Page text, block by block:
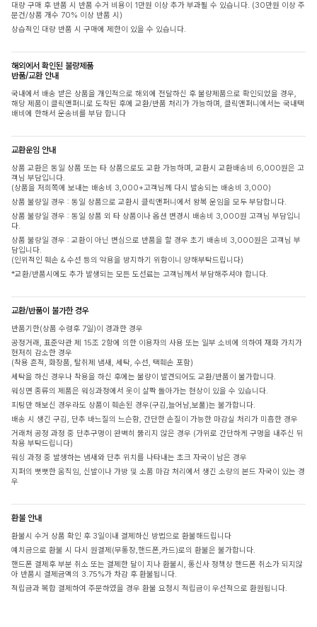
대량 구매 후 반품 시 반품 수거 비용이 1만원 이상 추가 부과될 수 있습니다. (30만원 이상 주
문건/상품 개수 70% 이상 반품 시)
상습적인 대량 반품 시 구매에 제한이 있을 수 있습니다.
해외에서 확인된 불량제품
반품/교환 안내
국내에서 배송 받은 상품을 개인적으로 해외에 전달하신 후 불량제품으로 확인되었을 경우,
해당 제품이 클릭앤퍼니로 도착된 후에 교환/반품 처리가 가능하며, 클릭앤퍼니에서는 국내택
배비에 한해서 운송비를 부담 합니다
교환운임 안내
상품 교환은 동일 상품 또는 타 상품으로도 교환 가능하며, 교환시 교환배송비 6,000원은 고
객님 부담입니다.
(상품을 저희쪽에 보내는 배송비 3,000+고객님께 다시 발송되는 배송비 3,000)
상품 불량일 경우 : 동일 상품으로 교환시 클릭앤퍼니에서 왕복 운임을 모두 부담합니다.
상품 불량일 경우 : 동일 상품 외 타 상품이나 옵션 변경시 배송비 3,000원 고객님 부담입니
다.
상품 불량일 경우 : 교환이 아닌 변심으로 반품을 할 경우 초기 배송비 3,000원은 고객님 부
담입니다.
(인위적인 훼손 & 수선 등의 악용을 방지하기 위함이니 양해부탁드립니다)
*교환/반품시에도 추가 발생되는 모든 도선료는 고객님께서 부담해주셔야 합니다.
교환/반품이 불가한 경우
반품기한(상품 수령후 7일)이 경과한 경우
공정거래, 표준약관 제 15조 2항에 의한 이용자의 사용 또는 일부 소비에 의하여 재화 가치가
현저히 감소한 경우
(착용 흔적, 화장품, 탈취제 냄새, 세탁, 수선, 택훼손 포함)
세탁을 하신 경우나 착용을 하신 후에는 불량이 발견되어도 교환/반품이 불가합니다.
워싱면 종류의 제품은 워싱과정에서 옷이 살짝 돌아가는 현상이 있을 수 있습니다.
피팅만 해보신 경우라도 상품이 훼손된 경우(구김,늘어남,보풀)는 불가합니다.
배송 시 생긴 구김, 단추 바느질의 느슨함, 간단한 손질이 가능한 마감실 처리가 미흡한 경우
거래처 공정 과정 중 단추구멍이 완벽히 뚫리지 않은 경우 (가위로 간단하게 구멍을 내주신 뒤
착용 부탁드립니다)
워싱 과정 중 발생하는 냄새와 단추 위치를 나타내는 초크 자국이 남은 경우
지퍼의 뻣뻣한 움직임, 신발이나 가방 및 소품 마감 처리에서 생긴 소량의 본드 자국이 있는 경
우
환불 안내
환불시 수거 상품 확인 후 3일이내 결제하신 방법으로 환불해드립니다
예치금으로 환불 시 다시 원결제(무통장,핸드폰,카드)로의 환불은 불가합니다.
핸드폰 결제후 부분 취소 또는 결제한 달이 지나 환불시, 통신사 정책상 핸드폰 취소가 되지않
아 반품시 결제금액의 3.75%가 차감 후 환불됩니다.
적립금과 복합 결제하여 주문하였을 경우 환불 요청시 적립금이 우선적으로 환원됩니다.